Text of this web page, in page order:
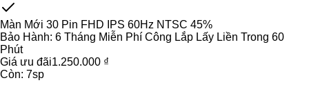
Màn Mới 30 Pin FHD IPS 60Hz NTSC 45%
Bảo Hành: 6 Tháng Miễn Phí Công Lắp Lấy Liền Trong 60
Phút
Giá ưu đãi1.250.000 ₫
Còn: 7sp